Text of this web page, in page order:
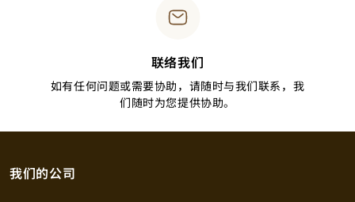
联络我们
如有任何问题或需要协助，请随时与我们联系，我
们随时为您提供协助。
我们的公司